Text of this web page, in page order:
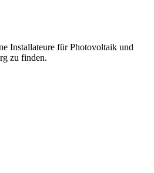
Installateure für Photovoltaik und
zu finden.